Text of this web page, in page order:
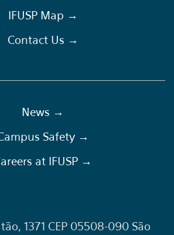
IFUSP Map →
Contact Us →
News →
Safety →
at IFUSP →
1371 CEP 05508-090 São